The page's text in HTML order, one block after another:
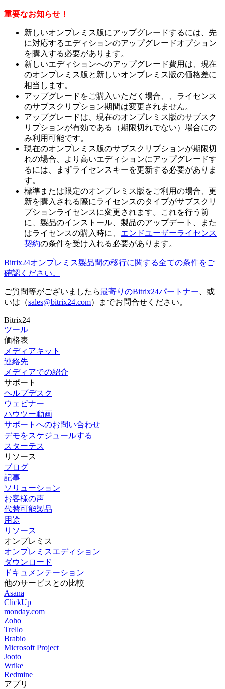
重要なお知らせ！
新しいオンプレミス版にアップグレードするには、先
に対応するエディションのアップグレードオプション
を購入する必要があります。
新しいエディションへのアップグレード費用は、現在
のオンプレミス版と新しいオンプレミス版の価格差に
相当します。
アップグレードをご購入いただく場合、、ライセンス
のサブスクリプション期間は変更されません。
アップグレードは、現在のオンプレミス版のサブスク
リプションが有効である（期限切れでない）場合にの
み利用可能です。
現在のオンプレミス版のサブスクリプションが期限切
れの場合、より高いエディションにアップグレードす
るには、まずライセンスキーを更新する必要がありま
す。
標準または限定のオンプレミス版をご利用の場合、更
新を購入される際にライセンスのタイプがサブスクリ
プションライセンスに変更されます。これを行う前
に、製品のインストール、製品のアップデート、また
はライセンスの購入時に、 エンドユーザーライセンス
契約の条件を受け入れる必要があります。
Bitrix24オンプレミス製品間の移行に関する全ての条件をご
確認ください。
ご質問等がございましたら最寄りのBitrix24パートナー 、或
いは（sales@bitrix24.com）までお問合せください。
Bitrix24
ツール
価格表
メディアキット
連絡先
メディアでの紹介
サポート
ヘルプデスク
ウェビナー
ハウツー動画
サポートへのお問い合わせ
デモをスケジュールする
スターテス
リソース
ブログ
記事
ソリューション
お客様の声
代替可能製品
用途
リソース
オンプレミス
オンプレミスエディション
ダウンロード
ドキュメンテーション
他のサービスとの比較
Asana
ClickUp
monday.com
Zoho
Trello
Brabio
Microsoft Project
Jooto
Wrike
Redmine
アプリ